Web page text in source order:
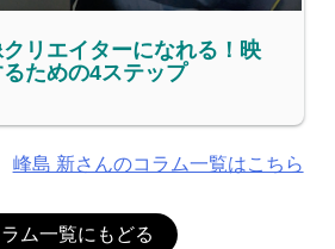
リエイターになれる！映
ための4ステップ
峰島 新さんのコラム一覧はこちら
ム一覧にもどる